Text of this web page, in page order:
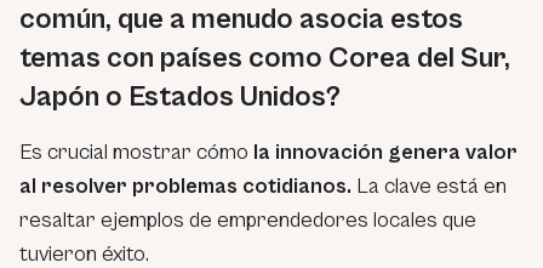
común, que a menudo asocia estos
temas con países como Corea del Sur,
Japón o Estados Unidos?
Es crucial mostrar cómo la innovación genera valor
al resolver problemas cotidianos. La clave está en
resaltar ejemplos de emprendedores locales que
tuvieron éxito.